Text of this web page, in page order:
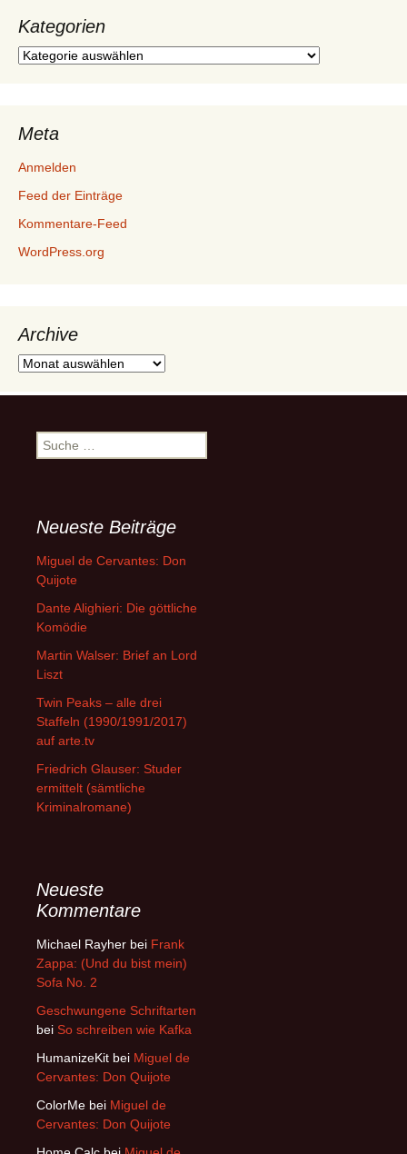
Kategorien
Kategorien
Meta
Anmelden
Feed der Einträge
Kommentare-Feed
WordPress.org
Archive
Archive
Suche
nach:
Neueste Beiträge
Miguel de Cervantes: Don
Quijote
Dante Alighieri: Die göttliche
Komödie
Martin Walser: Brief an Lord
Liszt
Twin Peaks – alle drei
Staffeln (1990/1991/2017)
auf arte.tv
Friedrich Glauser: Studer
ermittelt (sämtliche
Kriminalromane)
Neueste
Kommentare
Michael Rayher bei Frank
Zappa: (Und du bist mein)
Sofa No. 2
Geschwungene Schriftarten
bei So schreiben wie Kafka
HumanizeKit bei Miguel de
Cervantes: Don Quijote
ColorMe bei Miguel de
Cervantes: Don Quijote